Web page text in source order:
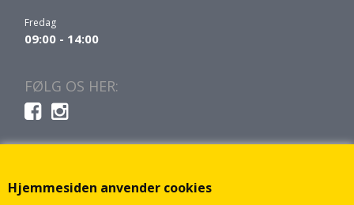
Hjemmesiden anvender cookies
Fredag
09:00 - 14:00
FØLG OS HER: